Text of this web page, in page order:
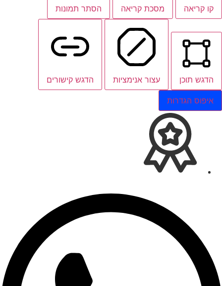
קו קריאה מסכת קריאה הסתר תמונות
הדגש תוכן עצור אנימציות הדגש קישורים
איפוס הגדרות